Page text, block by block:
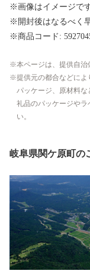
※画像はイメージです
※開封後はなるべく
※商品コード:
本ページは、提供自治
提供元の都合などによ
パッケージ、原材料
礼品のパッケージや
い。
岐阜県関ケ原町の